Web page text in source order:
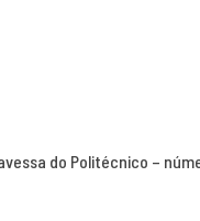
do Politécnico –